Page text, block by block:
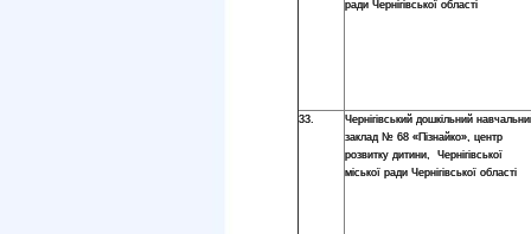
ради Чернігівської області
33.
Чернігівський дошкільний
заклад № 68 «Пізнайко», центр
розвитку дитини, Чернігівської
міської ради Чернігівської області